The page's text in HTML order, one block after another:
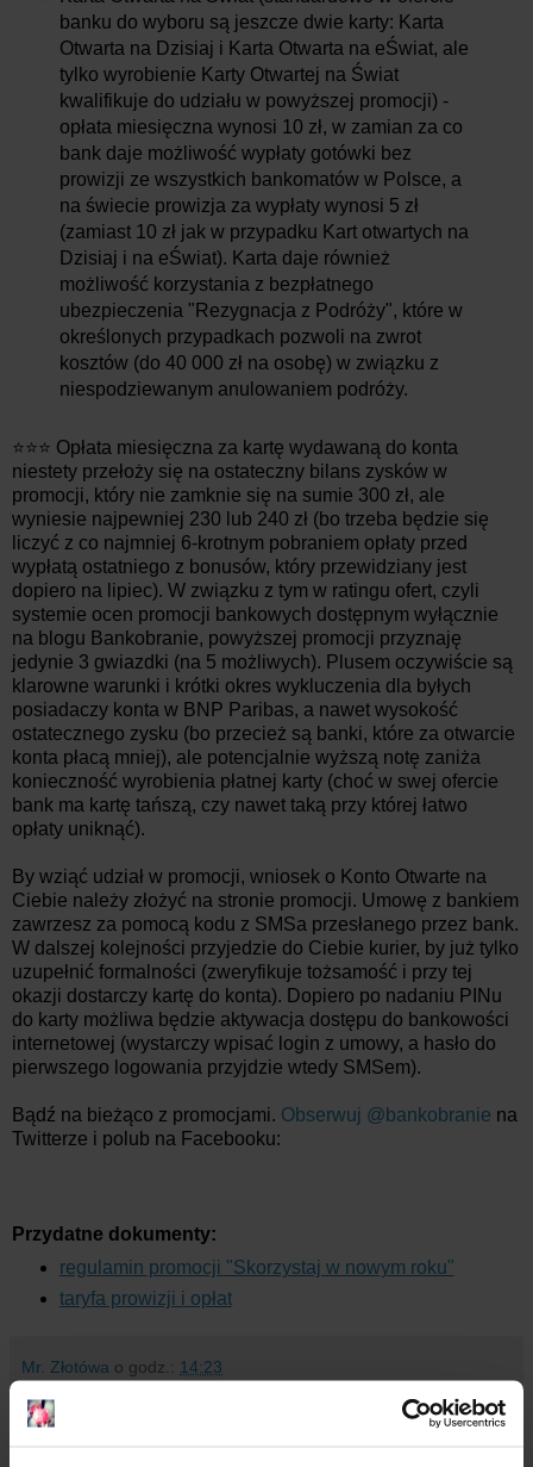
banku do wyboru są jeszcze dwie karty: Karta
Otwarta na Dzisiaj i Karta Otwarta na eŚwiat, ale
tylko wyrobienie Karty Otwartej na Świat
kwalifikuje do udziału w powyższej promocji) -
opłata miesięczna wynosi 10 zł, w zamian za co
bank daje możliwość wypłaty gotówki bez
prowizji ze wszystkich bankomatów w Polsce, a
na świecie prowizja za wypłaty wynosi 5 zł
(zamiast 10 zł jak w przypadku Kart otwartych na
Dzisiaj i na eŚwiat). Karta daje również
możliwość korzystania z bezpłatnego
ubezpieczenia "Rezygnacja z Podróży", które w
określonych przypadkach pozwoli na zwrot
kosztów (do 40 000 zł na osobę) w związku z
niespodziewanym anulowaniem podróży.
⭐⭐⭐ Opłata miesięczna za kartę wydawaną do konta
niestety przełoży się na ostateczny bilans zysków w
promocji, który nie zamknie się na sumie 300 zł, ale
wyniesie najpewniej 230 lub 240 zł (bo trzeba będzie się
liczyć z co najmniej 6-krotnym pobraniem opłaty przed
wypłatą ostatniego z bonusów, który przewidziany jest
dopiero na lipiec). W związku z tym w ratingu ofert, czyli
systemie ocen promocji bankowych dostępnym wyłącznie
na blogu Bankobranie, powyższej promocji przyznaję
jedynie 3 gwiazdki (na 5 możliwych). Plusem oczywiście są
klarowne warunki i krótki okres wykluczenia dla byłych
posiadaczy konta w BNP Paribas, a nawet wysokość
ostatecznego zysku (bo przecież są banki, które za otwarcie
konta płacą mniej), ale potencjalnie wyższą notę zaniża
konieczność wyrobienia płatnej karty (choć w swej ofercie
bank ma kartę tańszą, czy nawet taką przy której łatwo
opłaty uniknąć).
By wziąć udział w promocji, wniosek o Konto Otwarte na
Ciebie należy złożyć na stronie promocji. Umowę z bankiem
zawrzesz za pomocą kodu z SMSa przesłanego przez bank.
W dalszej kolejności przyjedzie do Ciebie kurier, by już tylko
uzupełnić formalności (zweryfikuje tożsamość i przy tej
okazji dostarczy kartę do konta). Dopiero po nadaniu PINu
do karty możliwa będzie aktywacja dostępu do bankowości
internetowej (wystarczy wpisać login z umowy, a hasło do
pierwszego logowania przyjdzie wtedy SMSem).
Bądź na bieżąco z promocjami. Obserwuj @bankobranie na
Twitterze i polub na Facebooku:
Przydatne dokumenty:
regulamin promocji "Skorzystaj w nowym roku"
taryfa prowizji i opłat
Mr. Złotówa o godz.: 14:23
27 komentarzy: